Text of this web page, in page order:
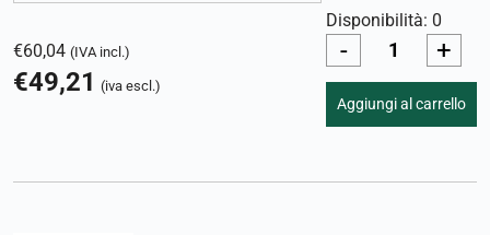
€60,04 (IVA incl.)
€49,21 (iva escl.)
Disponibilità: 0
- +
Aggiungi al carrello